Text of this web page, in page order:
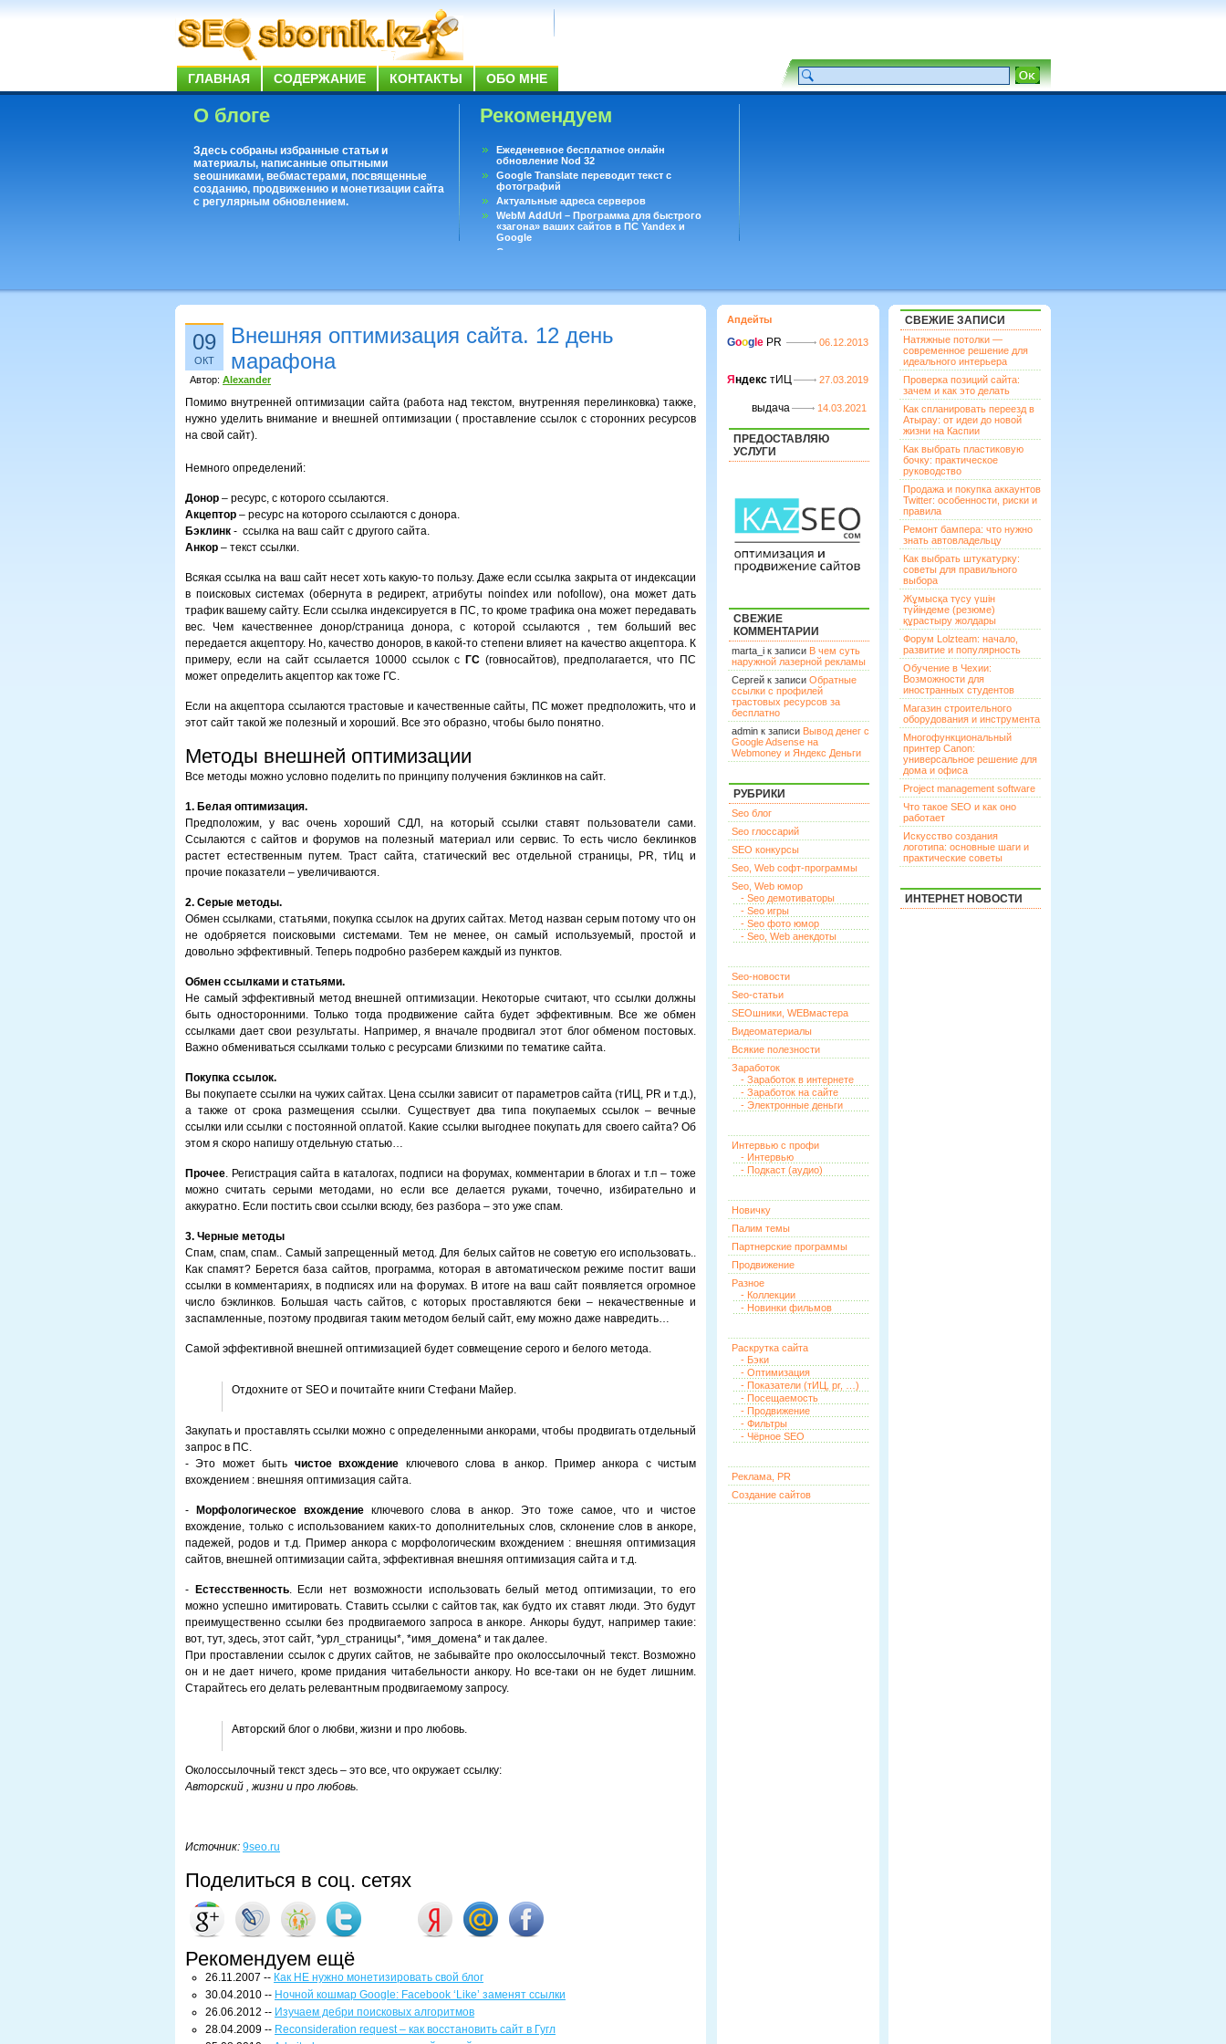
ГЛАВНАЯ СОДЕРЖАНИЕ КОНТАКТЫ ОБО МНЕ
О блоге
Здесь собраны избранные статьи и
материалы, написанные опытными
seoшниками, вебмастерами, посвященные
созданию, продвижению и монетизации сайта
с регулярным обновлением.
Рекомендуем
Ежеденевное бесплатное онлайн
обновление Nod 32
Google Translate переводит текст с
фотографий
Актуальные адреса серверов
WebM AddUrl – Программа для быстрого
«загона» ваших сайтов в ПС Yandex и
Google
Существует вопросы, на которые не может
09
ОКТ
Внешняя оптимизация сайта. 12 день
марафона
Автор: Alexander
Помимо внутренней оптимизации сайта (работа над текстом, внутренняя перелинковка) также,
нужно уделить внимание и внешней оптимизации ( проставление ссылок с сторонних ресурсов
на свой сайт).
Немного определений:
Донор – ресурс, с которого ссылаются.
Акцептор – ресурс на которого ссылаются с донора.
Бэклинк - ссылка на ваш сайт с другого сайта.
Анкор – текст ссылки.
Всякая ссылка на ваш сайт несет хоть какую-то пользу. Даже если ссылка закрыта от индексации
в поисковых системах (обернута в редирект, атрибуты noindex или nofollow), она может дать
трафик вашему сайту. Если ссылка индексируется в ПС, то кроме трафика она может передавать
вес. Чем качественнее донор/страница донора, с которой ссылаются , тем больший вес
передается акцептору. Но, качество доноров, в какой-то степени влияет на качество акцептора. К
примеру, если на сайт ссылается 10000 ссылок с ГС(говносайтов), предполагается, что ПС
может определить акцептор как тоже ГС.
Если на акцептора ссылаются трастовые и качественные сайты, ПС может предположить, что и
этот сайт такой же полезный и хороший. Все это образно, чтобы было понятно.
Методы внешней оптимизации
Все методы можно условно поделить по принципу получения бэклинков на сайт.
1. Белая оптимизация.
Предположим, у вас очень хороший СДЛ, на который ссылки ставят пользователи сами.
Ссылаются с сайтов и форумов на полезный материал или сервис. То есть число беклинков
растет естественным путем. Траст сайта, статический вес отдельной страницы, PR, тИц и
прочие показатели – увеличиваются.
2. Серые методы.
Обмен ссылками, статьями, покупка ссылок на других сайтах. Метод назван серым потому что он
не одобряется поисковыми системами. Тем не менее, он самый используемый, простой и
довольно эффективный. Теперь подробно разберем каждый из пунктов.
Обмен ссылками и статьями.
Не самый эффективный метод внешней оптимизации. Некоторые считают, что ссылки должны
быть односторонними. Только тогда продвижение сайта будет эффективным. Все же обмен
ссылками дает свои результаты. Например, я вначале продвигал этот блог обменом постовых.
Важно обмениваться ссылками только с ресурсами близкими по тематике сайта.
Покупка ссылок.
Вы покупаете ссылки на чужих сайтах. Цена ссылки зависит от параметров сайта (тИЦ, PR и т.д.),
а также от срока размещения ссылки. Существует два типа покупаемых ссылок – вечные
ссылки или ссылки с постоянной оплатой. Какие ссылки выгоднее покупать для своего сайта? Об
этом я скоро напишу отдельную статью…
Прочее. Регистрация сайта в каталогах, подписи на форумах, комментарии в блогах и т.п – тоже
можно считать серыми методами, но если все делается руками, точечно, избирательно и
аккуратно. Если постить свои ссылки всюду, без разбора – это уже спам.
3. Черные методы
Спам, спам, спам.. Самый запрещенный метод. Для белых сайтов не советую его использовать..
Как спамят? Берется база сайтов, программа, которая в автоматическом режиме постит ваши
ссылки в комментариях, в подписях или на форумах. В итоге на ваш сайт появляется огромное
число бэклинков. Большая часть сайтов, с которых проставляются беки – некачественные и
заспамленные, поэтому продвигая таким методом белый сайт, ему можно даже навредить…
Самой эффективной внешней оптимизацией будет совмещение серого и белого метода.
Отдохните от SEO и почитайте книги Стефани Майер.
Закупать и проставлять ссылки можно с определенными анкорами, чтобы продвигать отдельный
запрос в ПС.
- Это может быть чистое вхождение ключевого слова в анкор. Пример анкора с чистым
вхождением : внешняя оптимизация сайта.
- Морфологическое вхождениеключевого слова в анкор. Это тоже самое, что и чистое
вхождение, только с использованием каких-то дополнительных слов, склонение слов в анкоре,
падежей, родов и т.д. Пример анкора с морфологическим вхождением : внешняя оптимизация
сайтов, внешней оптимизации сайта, эффективная внешняя оптимизация сайта и т.д.
- Естесственность. Если нет возможности использовать белый метод оптимизации, то его
можно успешно имитировать. Ставить ссылки с сайтов так, как будто их ставят люди. Это будут
преимущественно ссылки без продвигаемого запроса в анкоре. Анкоры будут, например такие:
вот, тут, здесь, этот сайт, *урл_страницы*, *имя_домена* и так далее.
При проставлении ссылок с других сайтов, не забывайте про околоссылочный текст. Возможно
он и не дает ничего, кроме придания читабельности анкору. Но все-таки он не будет лишним.
Старайтесь его делать релевантным продвигаемому запросу.
Авторский блог о любви, жизни и про любовь.
Околоссылочный текст здесь – это все, что окружает ссылку:
Авторский , жизни и про любовь.
Источник: 9seo.ru
Поделиться в соц. сетях
Рекомендуем ещё
26.11.2007 -- Как НЕ нужно монетизировать свой блог
30.04.2010 -- Ночной кошмар Google: Facebook ‘Like’ заменят ссылки
26.06.2012 -- Изучаем дебри поисковых алгоритмов
28.04.2009 -- Reconsideration request – как восстановить сайт в Гугл
Апдейты
Goog le PR 06.12.2013
Я ндекс тИЦ 27.03.2019
выдача 14.03.2021
ПРЕДОСТАВЛЯЮ
УСЛУГИ
СВЕЖИЕ
КОММЕНТАРИИ
marta_i к записи В чем суть
наружной лазерной рекламы
Сергей к записи Обратные
ссылки с профилей
трастовых ресурсов за
бесплатно
admin к записи Вывод денег с
Google Adsense на
Webmoney и Яндекс Деньги
РУБРИКИ
Seo блог
Seo глоссарий
SEO конкурсы
Seo, Web софт-программы
Seo, Web юмор
- Seo демотиваторы
- Seo игры
- Seo фото юмор
- Seo, Web анекдоты
Seo-новости
Seo-статьи
SEOшники, WEBмастера
Видеоматериалы
Всякие полезности
Заработок
- Заработок в интернете
- Заработок на сайте
- Электронные деньги
Интервью с профи
- Интервью
- Подкаст (аудио)
Новичку
Палим темы
Партнерские программы
Продвижение
Разное
- Коллекции
- Новинки фильмов
Раскрутка сайта
- Бэки
- Оптимизация
- Показатели (тИЦ, pr, …)
- Посещаемость
- Продвижение
- Фильтры
- Чёрное SEO
Реклама, PR
Создание сайтов
СВЕЖИЕ ЗАПИСИ
Натяжные потолки —
современное решение для
идеального интерьера
Проверка позиций сайта:
зачем и как это делать
Как спланировать переезд в
Атырау: от идеи до новой
жизни на Каспии
Как выбрать пластиковую
бочку: практическое
руководство
Продажа и покупка аккаунтов
Twitter: особенности, риски и
правила
Ремонт бампера: что нужно
знать автовладельцу
Как выбрать штукатурку:
советы для правильного
выбора
Жұмысқа түсу үшін
түйіндеме (резюме)
құрастыру жолдары
Форум Lolzteam: начало,
развитие и популярность
Обучение в Чехии:
Возможности для
иностранных студентов
Магазин строительного
оборудования и инструмента
Многофункциональный
принтер Canon:
универсальное решение для
дома и офиса
Project management software
Что такое SEO и как оно
работает
Искусство создания
логотипа: основные шаги и
практические советы
ИНТЕРНЕТ НОВОСТИ